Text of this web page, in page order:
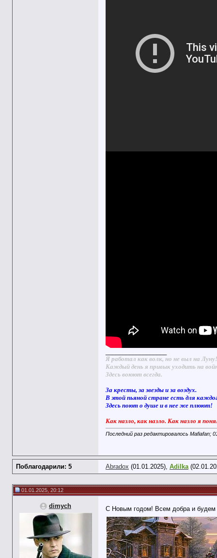
Я работал как волк, но не выл на Луну!
Каждый день я привык уходить на
Здесь воюют всегда.
За кресты, за звезды и за воздух.
В этой пьяной стране есть для
Здесь поют о душе и в нее же плюют!
Как назло, как назло. Как назло я
Последний раз редактировалось Mafiafan;
Поблагодарили: 5 Abradox (01.01.2025), Adilka
01.01.2025, 20:12
dimych С Новым годом! Всем добра и будем